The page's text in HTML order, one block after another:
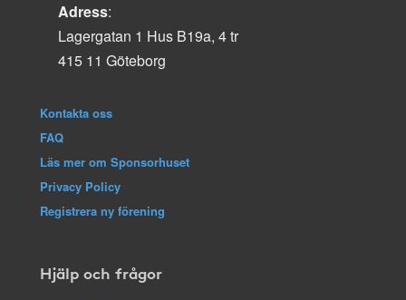
Adress:
Lagergatan 1 Hus B19a, 4 tr
415 11 Göteborg
Kontakta oss
FAQ
Läs mer om Sponsorhuset
Privacy Policy
Registrera ny förening
Hjälp och frågor